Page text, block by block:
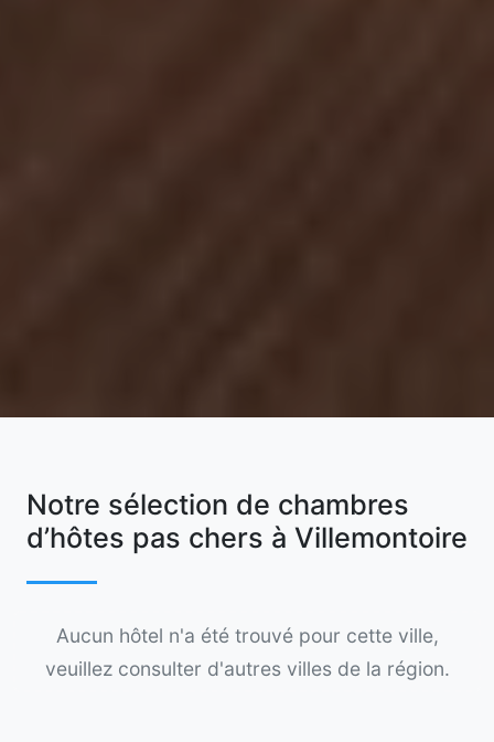
Notre sélection de chambres
d’hôtes pas chers à Villemontoire
Aucun hôtel n'a été trouvé pour cette ville,
veuillez consulter d'autres villes de la région.